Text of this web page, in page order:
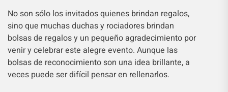
No son sólo los invitados quienes brindan regalos,
sino que muchas duchas y rociadores brindan
bolsas de regalos y un pequeño agradecimiento por
venir y celebrar este alegre evento. Aunque las
bolsas de reconocimiento son una idea brillante, a
veces puede ser difícil pensar en rellenarlos.